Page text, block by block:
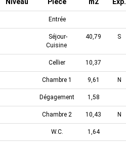
Niveau Pièce m2 Exp.
Entrée
Séjour-
Cuisine
40,79 S
Cellier 10,37
Chambre 1 9,61 N
Dégagement 1,58
Chambre 2 10,43 N
W.C. 1,64